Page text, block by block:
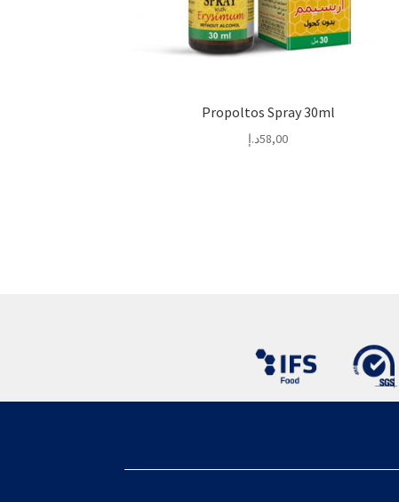
Propoltos Spray 30ml
58,00د.إ